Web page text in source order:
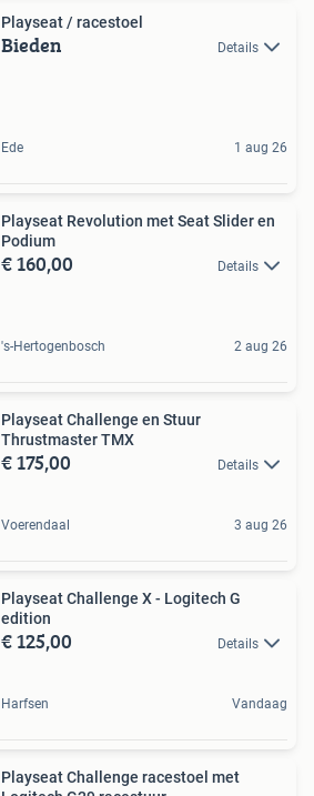
Playseat / racestoel
Bieden Details
Ede 1 aug 26
Playseat Revolution met Seat Slider en
Podium
€ 160,00 Details
's-Hertogenbosch 2 aug 26
Playseat Challenge en Stuur
Thrustmaster TMX
€ 175,00 Details
Voerendaal 3 aug 26
Playseat Challenge X - Logitech G
edition
€ 125,00 Details
Harfsen Vandaag
Playseat Challenge racestoel met